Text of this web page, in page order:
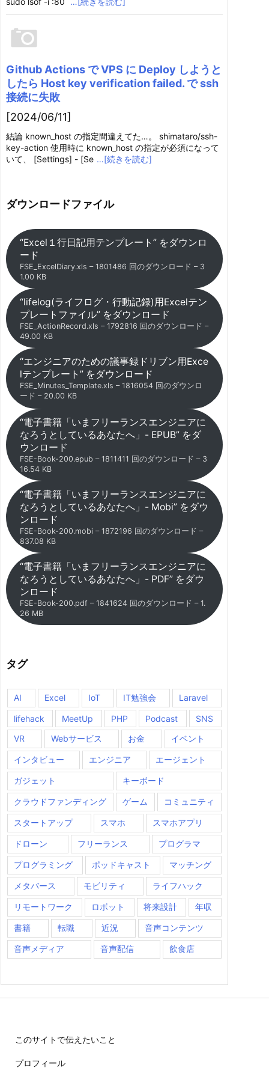
Github Actions で VPS に Deploy しようと
したら Host key verification failed. で ssh
接続に失敗
[2024/06/11]
結論 known_host の指定間違えてた…。 shimataro/ssh-
key-action 使用時に known_host の指定が必須になって
いて、 [Settings] - [Se …[続きを読む]
ダウンロードファイル
“Excel１行日記用テンプレート” をダウンロ
ード
FSE_ExcelDiary.xls – 1801486 回のダウンロード – 3
1.00 KB
“lifelog(ライフログ・行動記録)用Excelテン
プレートファイル” をダウンロード
FSE_ActionRecord.xls – 1792816 回のダウンロード –
49.00 KB
“エンジニアのための議事録ドリブン用Exce
lテンプレート” をダウンロード
FSE_Minutes_Template.xls – 1816054 回のダウンロ
ード – 20.00 KB
“電子書籍「いまフリーランスエンジニアに
なろうとしているあなたへ」- EPUB” をダ
ウンロード
FSE-Book-200.epub – 1811411 回のダウンロード – 3
16.54 KB
“電子書籍「いまフリーランスエンジニアに
なろうとしているあなたへ」- Mobi” をダウ
ンロード
FSE-Book-200.mobi – 1872196 回のダウンロード –
837.08 KB
“電子書籍「いまフリーランスエンジニアに
なろうとしているあなたへ」- PDF” をダウ
ンロード
FSE-Book-200.pdf – 1841624 回のダウンロード – 1.
26 MB
タグ
AI Excel IoT IT勉強会 Laravel
lifehack MeetUp PHP Podcast
SNS
VR
Webサービス お金 イベント
インタビュー エンジニア エージェント
ガジェット キーボード
クラウドファンディング ゲーム コミュニティ
スタートアップ スマホ スマホアプリ
ドローン フリーランス プログラマ
プログラミング ポッドキャスト マッチング
メタバース モビリティ ライフハック
リモートワーク ロボット 将来設計 年収
書籍 転職 近況 音声コンテンツ
音声メディア 音声配信 飲食店
このサイトで伝えたいこと
プロフィール